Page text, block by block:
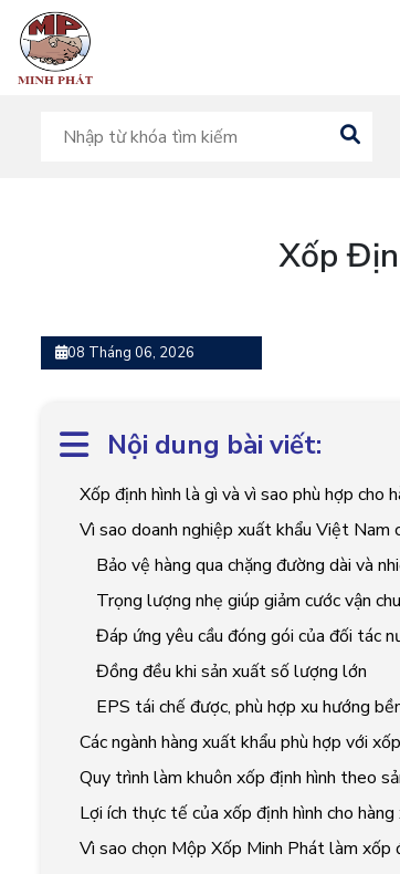
Xốp
08 Tháng 06, 2026
Nội dung bài viết:
Xốp định hình là gì và vì sao phù hợp cho
Vì sao doanh nghiệp xuất khẩu Việt Nam
Bảo vệ hàng qua chặng đường dài và
Trọng lượng nhẹ giúp giảm cước vận
Đáp ứng yêu cầu đóng gói của đối tác
Đồng đều khi sản xuất số lượng lớn
EPS tái chế được, phù hợp xu hướng
Các ngành hàng xuất khẩu phù hợp với
Quy trình làm khuôn xốp định hình theo
Lợi ích thực tế của xốp định hình cho
Vì sao chọn Mộp Xốp Minh Phát làm xốp